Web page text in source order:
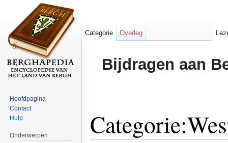
Bijdragen aan
Categorie Overleg
Hoofdpagina
Contact
Hulp
Onderwerpen